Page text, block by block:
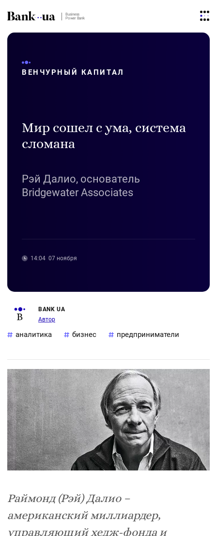
Business
Power Bank
ВЕНЧУРНЫЙ КАПИТАЛ
Мир сошел с ума, система
сломана
Рэй Далио, основатель
Bridgewater Associates
14:04 07 ноября
BANK UA
Автор
аналитика бизнес предприниматели
Раймонд (Рэй) Далио –
американский миллиардер,
управляющий хедж-фонда и